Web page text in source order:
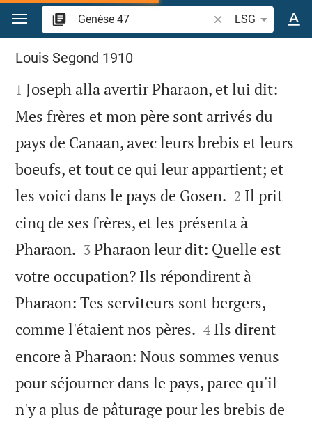
Aller vers contenu
Recherche d'un
LSG
Genèse 47
Louis Segond 1910

1 Joseph alla avertir Pharaon, et lui dit:
Mes frères et mon père sont arrivés du
pays de Canaan, avec leurs brebis et leurs
boeufs, et tout ce qui leur appartient; et
les voici dans le pays de Gosen. 

2 Il prit
cinq de ses frères, et les présenta à
Pharaon. 

3 Pharaon leur dit: Quelle est
votre occupation? Ils répondirent à
Pharaon: Tes serviteurs sont bergers,
comme l'étaient nos pères. 

4 Ils dirent
encore à Pharaon: Nous sommes venus
pour séjourner dans le pays, parce qu'il
n'y a plus de pâturage pour les brebis de